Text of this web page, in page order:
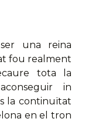
una reina
fou realment
tota la
in
la continuïtat
en el tron